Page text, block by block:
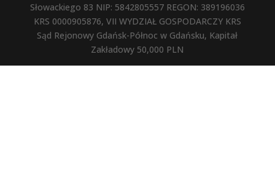
Słowackiego 83 NIP: 5842805557 REGON: 389196036
KRS 0000905876, VII WYDZIAŁ GOSPODARCZY KRS
Sąd Rejonowy Gdańsk-Północ w Gdańsku, Kapitał
Zakładowy 50,000 PLN